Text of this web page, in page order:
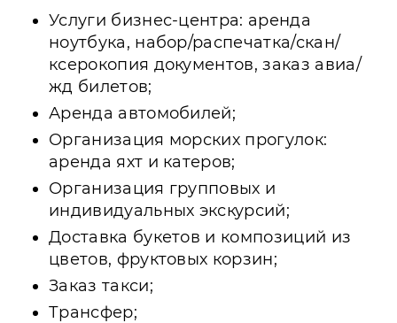
Услуги бизнес-центра: аренда
ноутбука, набор/распечатка/скан/
ксерокопия документов, заказ авиа/
жд билетов;
Аренда автомобилей;
Организация морских прогулок:
аренда яхт и катеров;
Организация групповых и
индивидуальных экскурсий;
Доставка букетов и композиций из
цветов, фруктовых корзин;
Заказ такси;
Трансфер;